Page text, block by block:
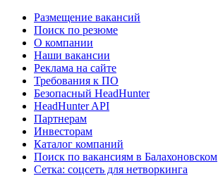
Размещение вакансий
Поиск по резюме
О компании
Наши вакансии
Реклама на сайте
Требования к ПО
Безопасный HeadHunter
HeadHunter API
Партнерам
Инвесторам
Каталог компаний
Поиск по вакансиям в Балахоновском
Сетка: соцсеть для нетворкинга